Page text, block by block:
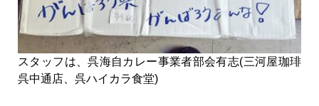
スタッフは、呉海自カレー事業者部会有志(三河屋珈琲
呉中通店、呉ハイカラ食堂)